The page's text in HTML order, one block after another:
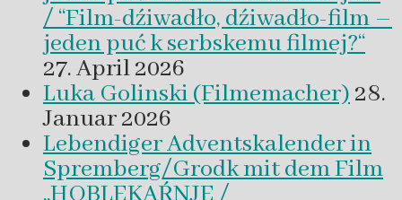
/ “Film-dźiwadło, dźiwadło-film –
jeden puć k serbskemu filmej?“
27. April 2026
Luka Golinski (Filmemacher)28.
Januar 2026
Lebendiger Adventskalender in
Spremberg/Grodk mit dem Film